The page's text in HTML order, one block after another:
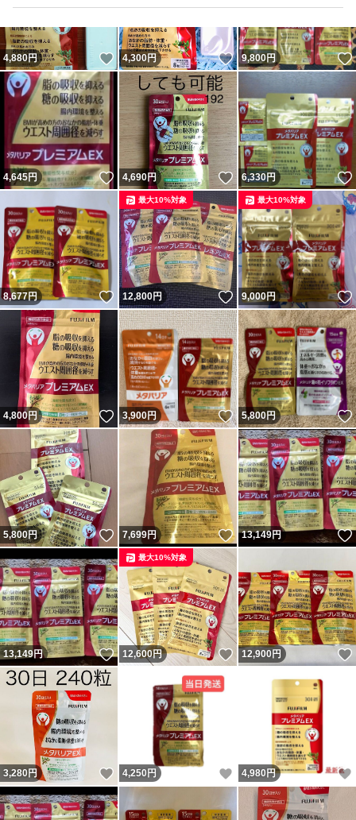
4,880円 いいね！
4,300円 いいね！
9,800円
4,645円 いいね！
4,690円 いいね！
6,330円
8,677円 いいね！
12,800円 いいね！
最大10%対象
9,000円
最大10%対象
4,800円 いいね！
3,900円 いいね！
5,800円
5,800円 いいね！
7,699円 いいね！
13,149円
13,149円 いいね！
12,600円 いいね！
最大10%対象
12,900円
3,280円 いいね！
4,250 円 いいね！
4,980 円